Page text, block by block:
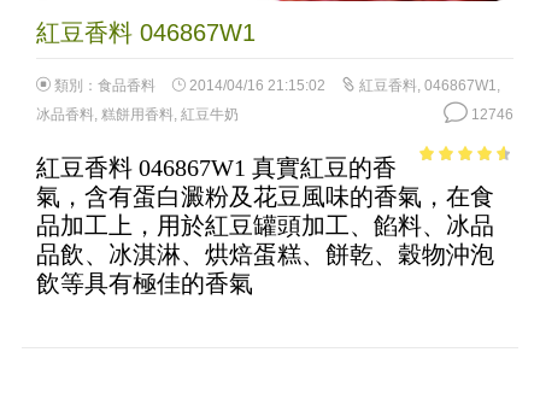
紅豆香料 046867W1
類別： 食品香料 2014/04/16 21:15:02 紅豆香料 046867W1
冰品香料 糕餅用香料 紅豆牛奶 12746
of 5
紅豆香料 046867W1 真實紅豆的香
氣，含有蛋白澱粉及花豆風味的香氣，在食
品加工上，用於紅豆罐頭加工、餡料、冰品
品飲、冰淇淋、烘焙蛋糕、餅乾、穀物沖泡
飲等具有極佳的香氣